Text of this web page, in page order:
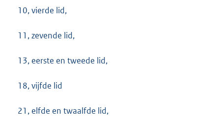
10, vierde lid,
11, zevende lid,
13, eerste en tweede lid,
18, vijfde lid
21, elfde en twaalfde lid,